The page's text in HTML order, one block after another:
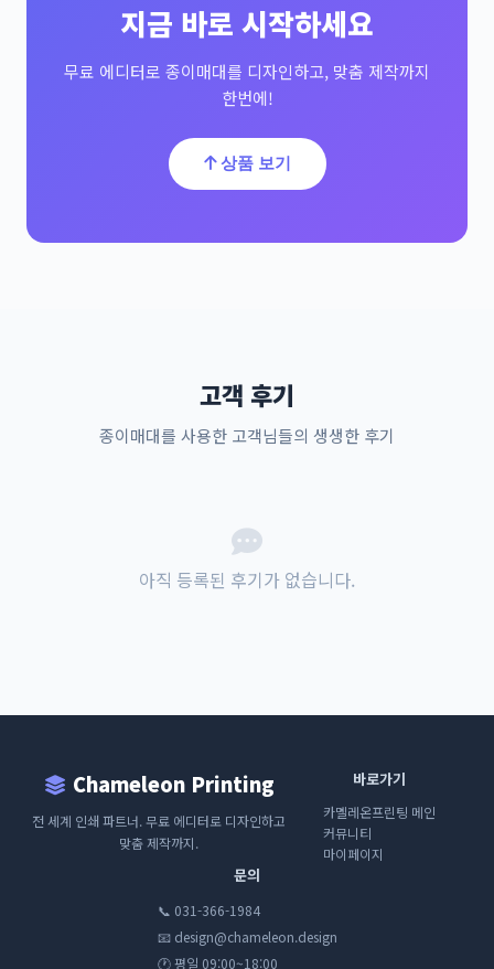
지금 바로 시작하세요
무료 에디터로 종이매대를 디자인하고, 맞춤 제작까지
한번에!
상품 보기
고객 후기
종이매대를 사용한 고객님들의 생생한 후기
아직 등록된 후기가 없습니다.
Chameleon Printing
전 세계 인쇄 파트너. 무료 에디터로 디자인하고
맞춤 제작까지.
바로가기
카멜레온프린팅 메인
커뮤니티
마이페이지
문의
📞 031-366-1984
📧 design@chameleon.design
🕐 평일 09:00~18:00